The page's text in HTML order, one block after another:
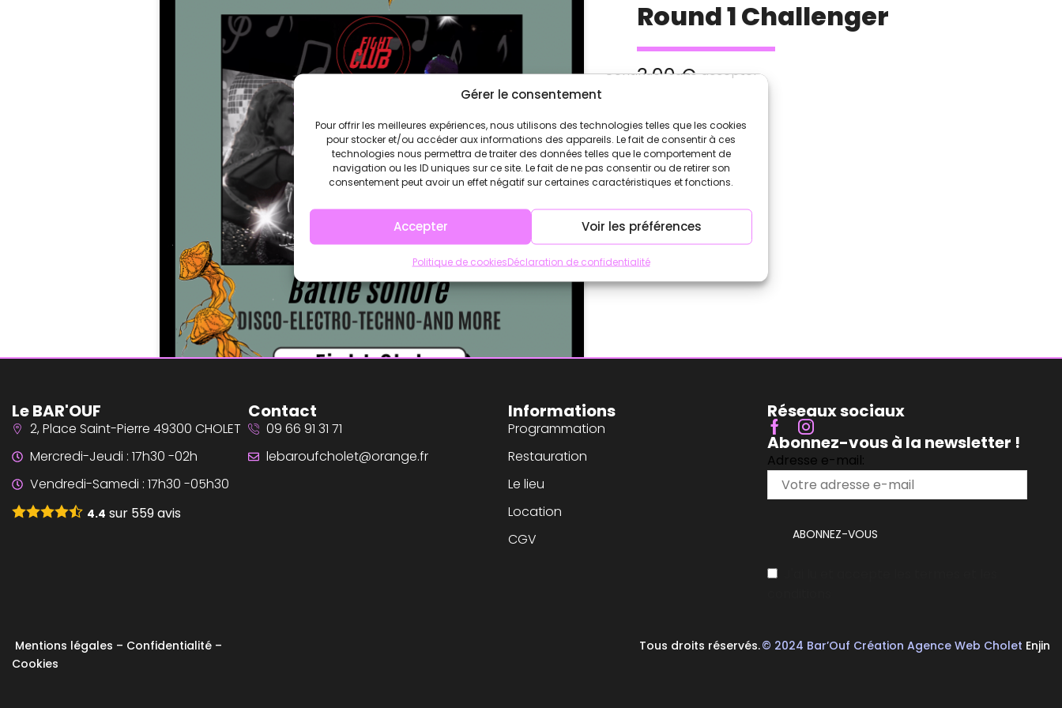
Gérer le consentement
Pour offrir les meilleures expériences, nous utilisons des technologies telles que les cookies
pour stocker et/ou accéder aux informations des appareils. Le fait de consentir à ces
technologies nous permettra de traiter des données telles que le comportement de
navigation ou les ID uniques sur ce site. Le fait de ne pas consentir ou de retirer son
consentement peut avoir un effet négatif sur certaines caractéristiques et fonctions.
Accepter
Continuer sans accepter
Voir les préférences
Politique de cookiesDéclaration de confidentialité
Round 1 Challenger
3,00€
Le BAR'OUF
2, Place Saint-Pierre 49300 CHOLET
Mercredi-Jeudi : 17h30 -02h
Vendredi-Samedi : 17h30 -05h30
4.4 sur 559avis
Contact
09 66 91 31 71
lebaroufcholet@orange.fr
Informations
Programmation
Restauration
Le lieu
Location
CGV
Réseaux sociaux
Abonnez-vous à la newsletter !
Adresse e-mail:
Mentions légales – Confidentialité –
Cookies
Tous droits réservés.© 2024 Bar’Ouf Création Agence Web Cholet Enjin